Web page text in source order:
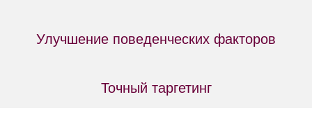
Улучшение поведенческих факторов
Точный таргетинг